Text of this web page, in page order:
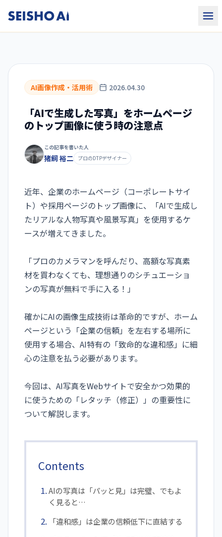
AI画像作成・活用術 2026.04.30
「AIで生成した写真」をホームページ
のトップ画像に使う時の注意点
この記事を書いた人
猪飼 裕二 プロのDTPデザイナー
近年、企業のホームページ（コーポレートサイ
ト）や採用ページのトップ画像に、「AIで生成し
たリアルな人物写真や風景写真」を使用するケ
ースが増えてきました。
「プロのカメラマンを呼んだり、高額な写真素
材を買わなくても、理想通りのシチュエーショ
ンの写真が無料で手に入る！」
確かにAIの画像生成技術は革命的ですが、ホーム
ページという「企業の信頼」を左右する場所に
使用する場合、AI特有の「致命的な違和感」に細
心の注意を払う必要があります。
今回は、AI写真をWebサイトで安全かつ効果的
に使うための「レタッチ（修正）」の重要性に
ついて解説します。
Contents
AIの写真は「パッと見」は完璧、でもよ
く見ると…
「違和感」は企業の信頼低下に直結する